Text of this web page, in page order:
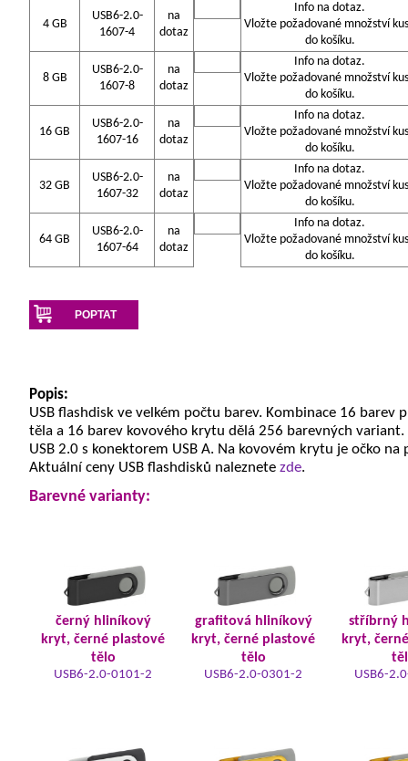
4 GB
USB6-2.0-
1607-4
na
dotaz
Info na dotaz.
Vložte požadované množství
do košíku.
8 GB
USB6-2.0-
1607-8
na
dotaz
Info na dotaz.
Vložte požadované množství
do košíku.
16 GB
USB6-2.0-
1607-16
na
dotaz
Info na dotaz.
Vložte požadované množství
do košíku.
32 GB
USB6-2.0-
1607-32
na
dotaz
Info na dotaz.
Vložte požadované množství
do košíku.
64 GB
USB6-2.0-
1607-64
na
dotaz
Info na dotaz.
Vložte požadované množství
do košíku.
POPTAT
Popis:
USB flashdisk ve velkém počtu barev. Kombinace 16 barev
těla a 16 barev kovového krytu dělá 256 barevných variant.
USB 2.0 s konektorem USB A. Na kovovém krytu je očko na
Aktuální ceny USB flashdisků naleznete zde.
Barevné varianty:
černý hliníkový
kryt, černé plastové
tělo
USB6-2.0-0101-2
grafitová hliníkový
kryt, černé plastové
tělo
USB6-2.0-0301-2
stříbrný
kryt,
USB6-